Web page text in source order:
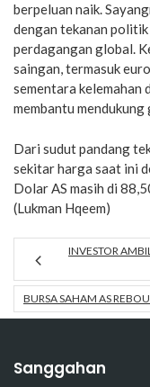
berpeluan naik.
dengan tekanan
perdagangan global.
saingan, termasuk
sementara kelemahan
membantu mendukung
Dari sudut pandang
sekitar harga saat ini
Dolar AS masih di
(Lukman Hqeem)
INVESTOR
BURSA SAHAM AS
Sanggahan